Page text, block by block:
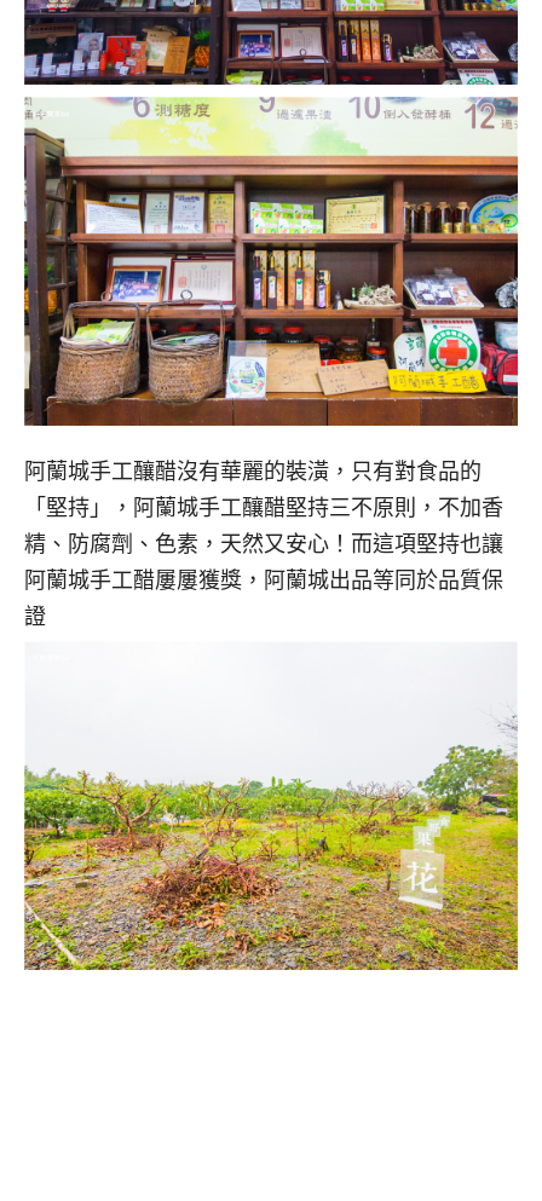
阿蘭城手工釀醋沒有華麗的裝潢，只有對食品的
「堅持」， 阿蘭城手工釀醋堅持三不原則，不加香
精、防腐劑、色素，天然又安心！而這項堅持也讓
阿蘭城手工醋屢屢獲獎，阿蘭城出品等同於品質保
證